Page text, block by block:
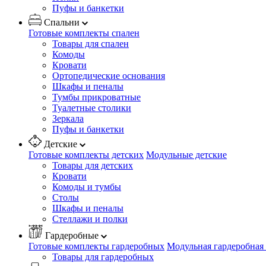
Пуфы и банкетки
Спальни
Готовые комплекты спален
Товары для спален
Комоды
Кровати
Ортопедические основания
Шкафы и пеналы
Тумбы прикроватные
Туалетные столики
Зеркала
Пуфы и банкетки
Детские
Готовые комплекты детских Модульные детские
Товары для детских
Кровати
Комоды и тумбы
Столы
Шкафы и пеналы
Стеллажи и полки
Гардеробные
Готовые комплекты гардеробных Модульная
Товары для гардеробных